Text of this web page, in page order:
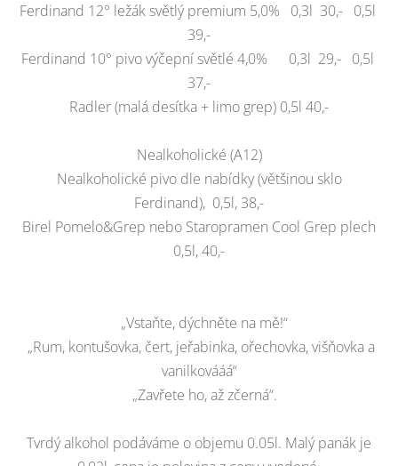
Ferdinand 12° ležák světlý premium 5,0% 0,3l 30,- 0,5l
39,-
Ferdinand 10° pivo výčepní světlé 4,0% 0,3l 29,- 0,5l
37,-
Radler (malá desítka + limo grep) 0,5l 40,-
Nealkoholické (A12)
Nealkoholické pivo dle nabídky (většinou sklo
Ferdinand), 0,5l, 38,-
Birel Pomelo&Grep nebo Staropramen Cool Grep plech
0,5l, 40,-
„Vstaňte, dýchněte na mě!“
„Rum, kontušovka, čert, jeřabinka, ořechovka, višňovka a
vanilkovááá“
„Zavřete ho, až zčerná“.
Tvrdý alkohol podáváme o objemu 0.05l. Malý panák je